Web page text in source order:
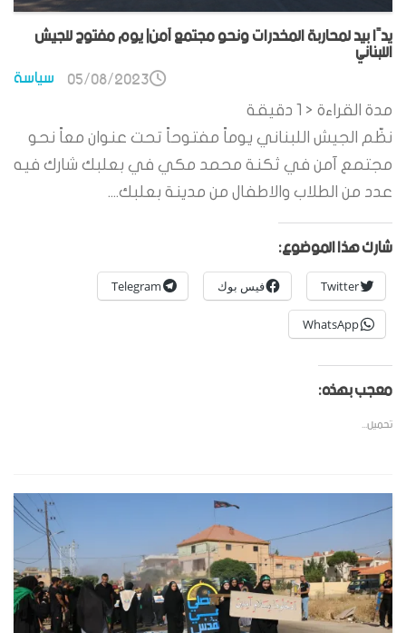
يدًا بيد لمحاربة المخدرات ونحو مجتمع آمن| يوم مفتوح للجيش
اللبناني
سياسة 05/08/2023
مدة القراءة < 1
دقيقة
نظّم الجيش اللبناني يوماً مفتوحاً تحت عنوان معاً نحو
مجتمع آمن في ثكنة محمد مكي في بعلبك شارك فيه
عدد من الطلاب والاطفال من مدينة بعلبك....
شارك هذا الموضوع:
Twitter فيس بوك Telegram
WhatsApp
معجب بهذه:
تحميل...